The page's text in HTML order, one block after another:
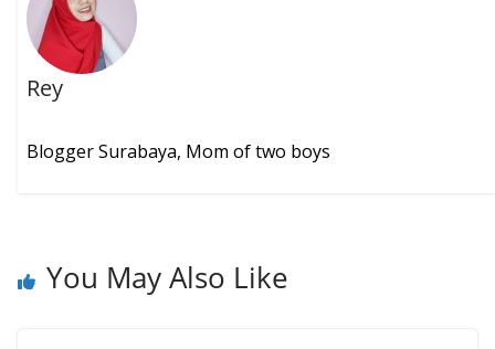
Rey
Blogger Surabaya, Mom of two boys
You May Also Like